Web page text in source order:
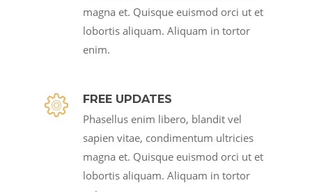
magna et. Quisque euismod orci ut et
lobortis aliquam. Aliquam in tortor
enim.
FREE UPDATES
Phasellus enim libero, blandit vel
sapien vitae, condimentum ultricies
magna et. Quisque euismod orci ut et
lobortis aliquam. Aliquam in tortor